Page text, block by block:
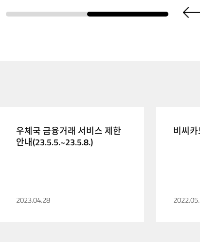
우체국 금융거래 서비스 제한
안내(23.5.5.~23.5.8.)
2023.04.28
비씨